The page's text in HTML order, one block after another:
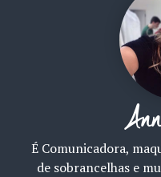
É Comunicadora,
de sobrancelhas e